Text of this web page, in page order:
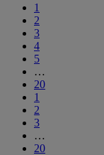
1
2
3
4
5
…
20
1
2
3
…
20